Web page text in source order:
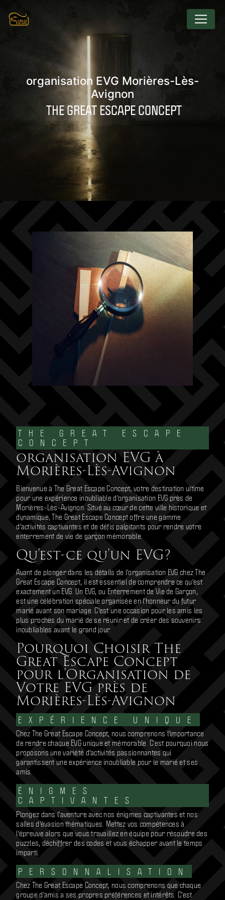
organisation EVG Morières-Lès-
Avignon
THE GREAT ESCAPE CONCEPT
THE GREAT ESCAPE
CONCEPT
organisation EVG à
Morières-Lès-Avignon
Bienvenue à The Great Escape Concept, votre destination ultime
pour une expérience inoubliable d'organisation EVG près de
Morières-Lès-Avignon. Situé au cœur de cette ville historique et
dynamique, The Great Escape Concept offre une gamme
d'activités captivantes et de défis palpitants pour rendre votre
enterrement de vie de garçon mémorable.
Qu'est-ce qu'un EVG?
Avant de plonger dans les détails de l'organisation EVG chez The
Great Escape Concept, il est essentiel de comprendre ce qu'est
exactement un EVG. Un EVG, ou Enterrement de Vie de Garçon,
est une célébration spéciale organisée en l'honneur du futur
marié avant son mariage. C'est une occasion pour les amis les
plus proches du marié de se réunir et de créer des souvenirs
inoubliables avant le grand jour.
Pourquoi Choisir The
Great Escape Concept
pour l'Organisation de
Votre EVG près de
Morières-Lès-Avignon
EXPÉRIENCE UNIQUE
Chez The Great Escape Concept, nous comprenons l'importance
de rendre chaque EVG unique et mémorable. C'est pourquoi nous
proposons une variété d'activités passionnantes qui
garantissent une expérience inoubliable pour le marié et ses
amis.
ÉNIGMES
CAPTIVANTES
Plongez dans l'aventure avec nos énigmes captivantes et nos
salles d'évasion thématiques. Mettez vos compétences à
l'épreuve alors que vous travaillez en équipe pour résoudre des
puzzles, déchiffrer des codes et vous échapper avant le temps
imparti.
PERSONNALISATION
Chez The Great Escape Concept, nous comprenons que chaque
groupe d'amis a ses propres préférences et intérêts. C'est